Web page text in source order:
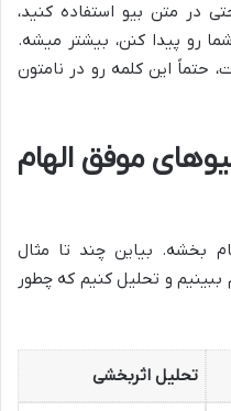
متن بیو استفاده کنید،
رو پیدا کنن، بیشتر میشه.
حتماً این کلمه رو در نامتون
موفق الهام
بخشه. بیاین چند تا مثال
ببینیم و تحلیل کنیم که چطور
تحلیل اثربخشی